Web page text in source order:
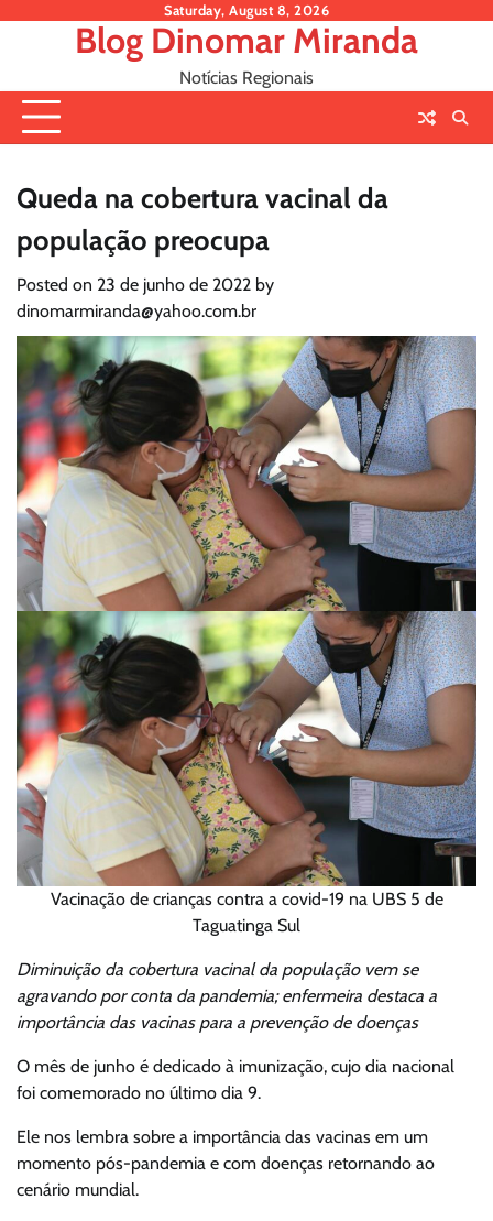
Saturday, August 8, 2026
Blog Dinomar Miranda
Notícias Regionais
Queda na cobertura vacinal da
população preocupa
Posted on 23 de junho de 2022 by
dinomarmiranda@yahoo.com.br
Vacinação de crianças contra a covid-19 na UBS 5 de
Taguatinga Sul
Diminuição da cobertura vacinal da população vem se
agravando por conta da pandemia; enfermeira destaca a
importância das vacinas para a prevenção de doenças
O mês de junho é dedicado à imunização, cujo dia nacional
foi comemorado no último dia 9.
Ele nos lembra sobre a importância das vacinas em um
momento pós-pandemia e com doenças retornando ao
cenário mundial.